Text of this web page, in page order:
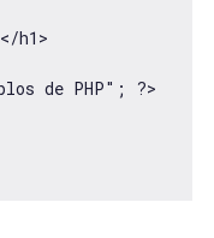
h1>
de PHP"; ?>